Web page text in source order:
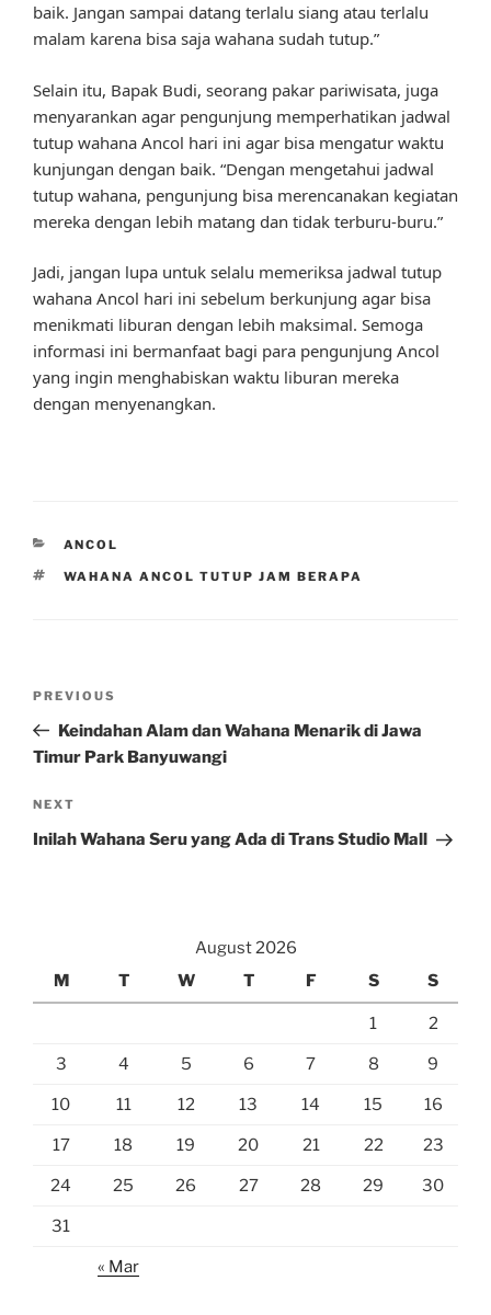
baik. Jangan sampai datang terlalu siang atau terlalu
malam karena bisa saja wahana sudah tutup.”
Selain itu, Bapak Budi, seorang pakar pariwisata, juga
menyarankan agar pengunjung memperhatikan jadwal
tutup wahana Ancol hari ini agar bisa mengatur waktu
kunjungan dengan baik. “Dengan mengetahui jadwal
tutup wahana, pengunjung bisa merencanakan kegiatan
mereka dengan lebih matang dan tidak terburu-buru.”
Jadi, jangan lupa untuk selalu memeriksa jadwal tutup
wahana Ancol hari ini sebelum berkunjung agar bisa
menikmati liburan dengan lebih maksimal. Semoga
informasi ini bermanfaat bagi para pengunjung Ancol
yang ingin menghabiskan waktu liburan mereka
dengan menyenangkan.
CATEGORIES
ANCOL
TAGS
WAHANA ANCOL TUTUP JAM BERAPA
Previous
Post
PREVIOUS
Keindahan Alam dan Wahana Menarik di Jawa
Timur Park Banyuwangi
Next
Post
NEXT
Inilah Wahana Seru yang Ada di Trans Studio Mall
August 2026
M
T W T F S S
1 2
3 4 5 6 7 8 9
10 11 12 13 14 15 16
17 18 19 20 21 22 23
24 25 26 27 28 29 30
31
« Mar